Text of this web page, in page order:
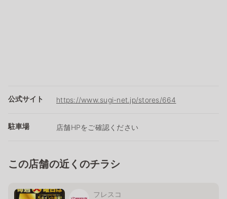
公式サイト https://www.sugi-net.jp/stores/664
駐車場 店舗HPをご確認ください
この店舗の近くのチラシ
フレスコ